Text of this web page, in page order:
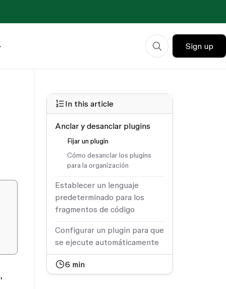
Sign up
In this article
Anclar y desanclar plugins
Fijar un plugin
Cómo desanclar los plugins
para la organización
Establecer un lenguaje
predeterminado para los
fragmentos de código
Configurar un plugin para que
se ejecute automáticamente
6 min